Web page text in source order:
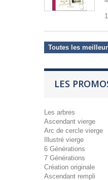
Toutes les
LES
Les arbres
Ascendant vierge
Arc de cercle vierge
Illustré vierge
6 Générations
7 Générations
Création originale
Ascendant rempli